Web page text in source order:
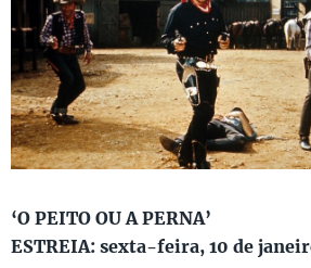
‘O PEITO OU A PERNA’
ESTREIA: sexta-feira, 10 de